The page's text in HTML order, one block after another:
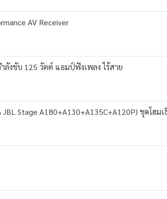
AV Receiver
ลังขับ 125 วัตต์ แอมป์ฟังเพลง ไร้สาย
Stage A180+A130+A135C+A120P) ชุดโฮมเ